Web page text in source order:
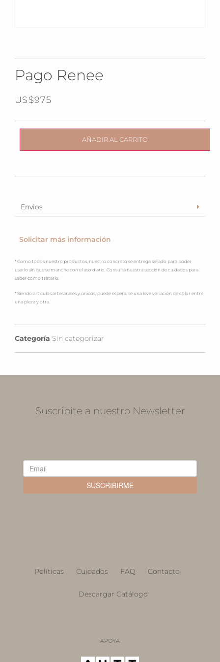
Pago Renee
US$975
AÑADIR AL CARRITO
Envios
Solicitar más información
* Como todos nuestro productos, nuestro concreto se entrega sellado para poder
usarlo sin que se manche con el uso diario. Consultá nuestra sección de cuidados para
saber como tratarlo.
* Siendo artículos artesanales y únicos, puede esperarse una leve variación de color entre
una pieza y otra.
Categoría Sin categorizar
Suscribite a nuestro Newsletter
Políticas Cuidados FAQ Contacto
Descargar Catálogo
APOYA